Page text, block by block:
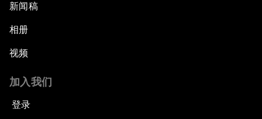
新闻稿
相册
视频
加入我们
登录